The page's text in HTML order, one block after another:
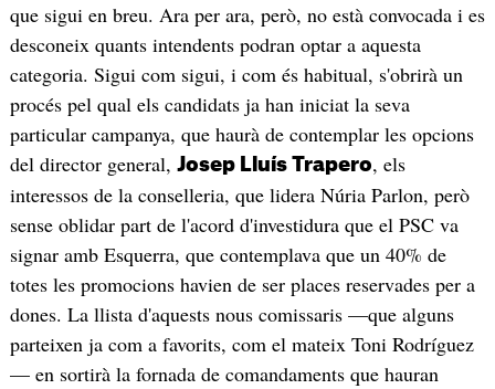
que sigui en breu. Ara per ara, però, no està convocada i es
desconeix quants intendents podran optar a aquesta
categoria. Sigui com sigui, i com és habitual, s'obrirà un
procés pel qual els candidats ja han iniciat la seva
particular campanya, que haurà de contemplar les opcions
del director general, Josep Lluís Trapero, els
interessos de la conselleria, que lidera Núria Parlon, però
sense oblidar part de l'acord d'investidura que el PSC va
signar amb Esquerra, que contemplava que un 40% de
totes les promocions havien de ser places reservades per a
dones. La llista d'aquests nous comissaris —que alguns
parteixen ja com a favorits, com el mateix Toni Rodríguez
— en sortirà la fornada de comandaments que hauran